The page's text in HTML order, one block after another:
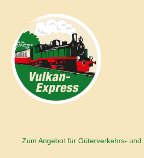
Zum Angebot für Güterverkehrs-